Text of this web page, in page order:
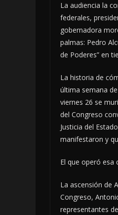
La audiencia la
federales,
gobernadora
palmas: Pedro
de Poderes” en
La historia de
última semana
viernes 26 se
del Congreso
Justicia del
manifestaron y
El que operó esa
La ascensión de
Congreso,
representantes